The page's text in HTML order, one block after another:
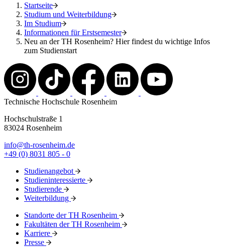
Startseite
Studium und Weiterbildung
Im Studium
Informationen für Erstsemester
Neu an der TH Rosenheim? Hier findest du wichtige Infos
zum Studienstart
Technische Hochschule Rosenheim
Hochschulstraße 1
83024 Rosenheim
info@th-rosenheim.de
+49 (0) 8031 805 - 0
Studienangebot
Studieninteressierte
Studierende
Weiterbildung
Standorte der TH Rosenheim
Fakultäten der TH Rosenheim
Karriere
Presse